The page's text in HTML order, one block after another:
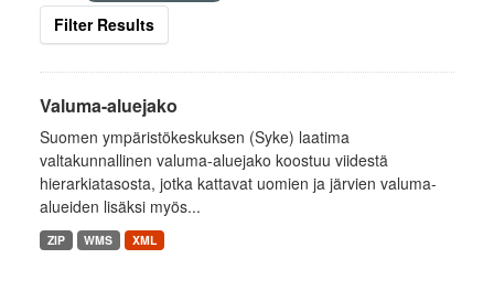
Filter Results
Valuma-aluejako
Suomen ympäristökeskuksen (Syke) laatima
valtakunnallinen valuma-aluejako koostuu viidestä
hierarkiatasosta, jotka kattavat uomien ja järvien valuma-
alueiden lisäksi myös...
ZIP WMS XML